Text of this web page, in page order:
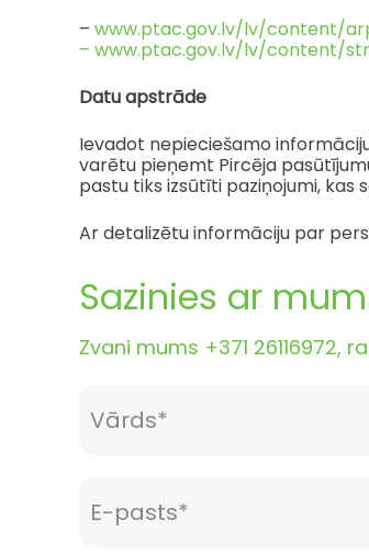
– www.ptac.gov.lv/lv/content/
– www.ptac.gov.lv/lv/content/
Datu apstrāde
Ievadot nepieciešamo
varētu pieņemt Pircēja
pastu tiks izsūtīti paziņojumi, kas
Ar detalizētu informāciju par
Sazinies ar
Zvani mums +371